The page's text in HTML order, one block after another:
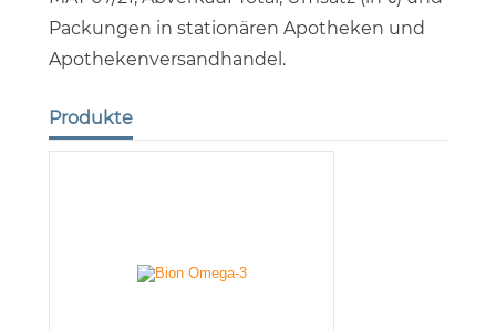
Packungen in stationären Apotheken und
Apothekenversandhandel.
Produkte